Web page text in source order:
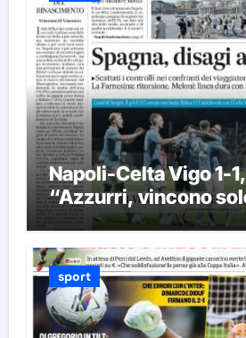
Napoli-Celta Vigo 1-
“Azzurri, vincono
sport